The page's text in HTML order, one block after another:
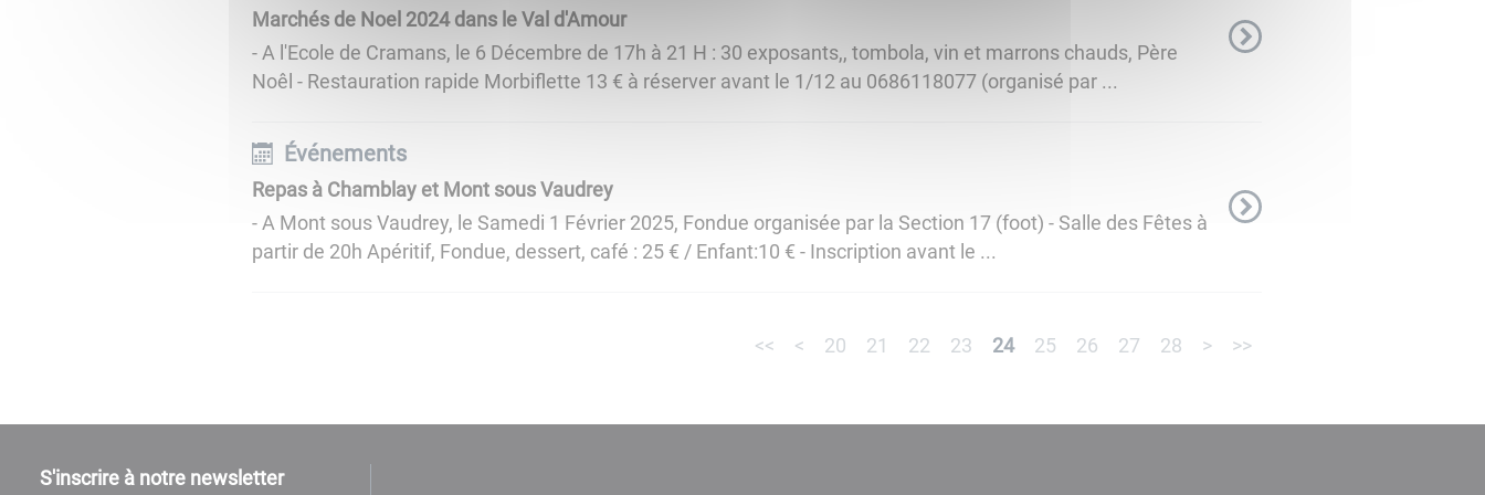
Marchés de Noel 2024 dans le Val d'Amour
- A l'Ecole de Cramans, le 6 Décembre de 17h à 21 H : 30 exposants,, tombola, vin et marrons chauds, Père
Noêl - Restauration rapide Morbiflette 13 € à réserver avant le 1/12 au 0686118077 (organisé par ...
Événements
Repas à Chamblay et Mont sous Vaudrey
- A Mont sous Vaudrey, le Samedi 1 Février 2025, Fondue organisée par la Section 17 (foot) - Salle des Fêtes à
partir de 20h Apéritif, Fondue, dessert, café : 25 € / Enfant:10 € - Inscription avant le ...
<< < 20 21 22 23 24 25 26 27 28 > >>
S'inscrire à notre newsletter